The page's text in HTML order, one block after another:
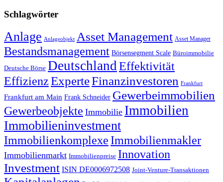
Schlagwörter
Anlage Anlageobjekt Asset Management Asset Manager
Bestandsmanagement Börsensegment Scale Büroimmobilie
Deutsche Börse Deutschland Effektivität
EffizienzExperteFinanzinvestoren Frankfurt
Frankfurt am Main Frank Schneider Gewerbeimmobilien
Gewerbeobjekte Immobilie Immobilien
Immobilieninvestment
Immobilienkomplexe Immobilienmakler
Immobilienmarkt Immobilienpreise Innovation
Investment ISIN DE0006972508 Joint-Venture-Transaktionen